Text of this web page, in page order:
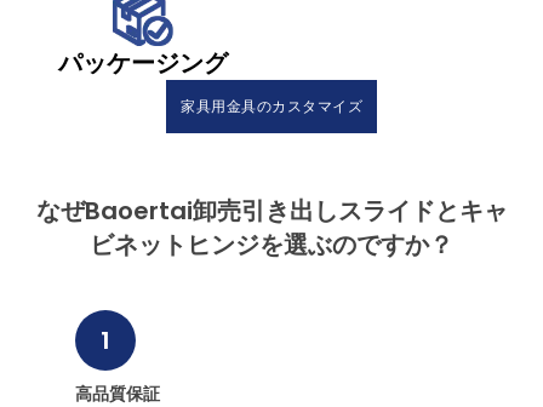
パッケージング
家具用金具のカスタマイズ
なぜBaoertai卸売引き出しスライドとキャ
ビネットヒンジを選ぶのですか？
1
高品質保証